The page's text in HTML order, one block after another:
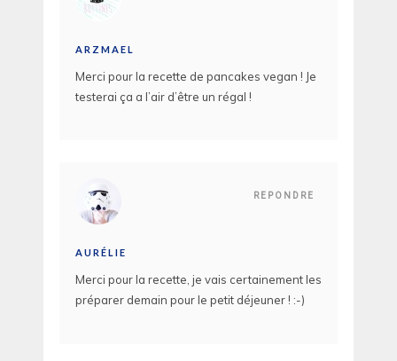
ARZMAEL
Merci pour la recette de pancakes vegan ! Je
testerai ça a l’air d’être un régal !
REPONDRE
AURÉLIE
Merci pour la recette, je vais certainement les
préparer demain pour le petit déjeuner ! :-)